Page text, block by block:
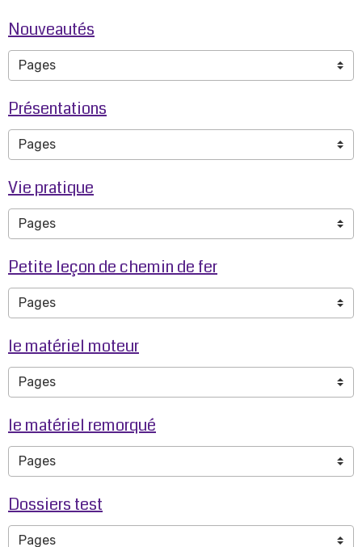
Nouveautés
Présentations
Vie pratique
Petite leçon de chemin de fer
le matériel moteur
le matériel remorqué
Dossiers test